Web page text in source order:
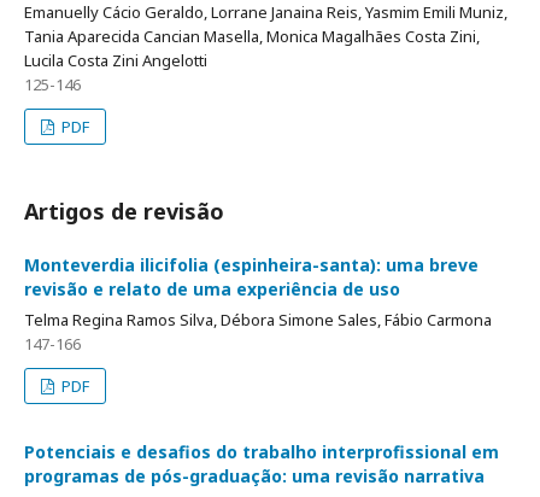
Emanuelly Cácio Geraldo, Lorrane Janaina Reis, Yasmim Emili Muniz,
Tania Aparecida Cancian Masella, Monica Magalhães Costa Zini,
Lucila Costa Zini Angelotti
125-146
PDF
Artigos de revisão
Monteverdia ilicifolia (espinheira-santa): uma breve
revisão e relato de uma experiência de uso
Telma Regina Ramos Silva, Débora Simone Sales, Fábio Carmona
147-166
PDF
Potenciais e desafios do trabalho interprofissional em
programas de pós-graduação: uma revisão narrativa